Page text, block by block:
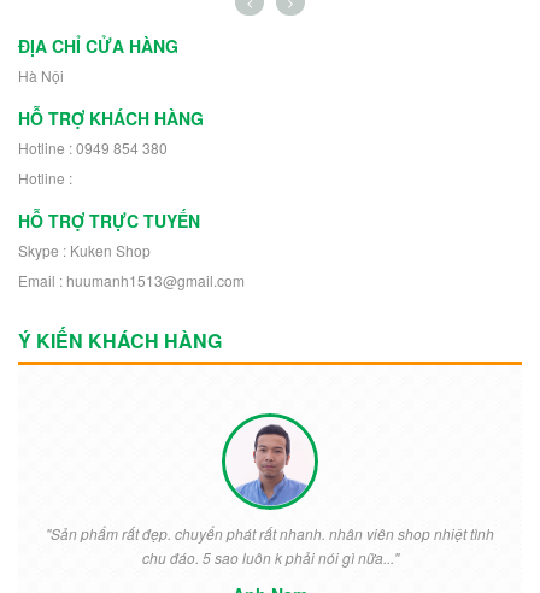
ĐỊA CHỈ CỬA HÀNG
Hà Nội
HỖ TRỢ KHÁCH HÀNG
Hotline : 0949 854 380
Hotline :
HỖ TRỢ TRỰC TUYẾN
Skype : Kuken Shop
Email : huumanh1513@gmail.com
Ý KIẾN KHÁCH HÀNG
"Sản phẩm rất đẹp. chuyển phát rất nhanh. nhân viên shop nhiệt tình
chu đáo. 5 sao luôn k phải nói gì nữa..."